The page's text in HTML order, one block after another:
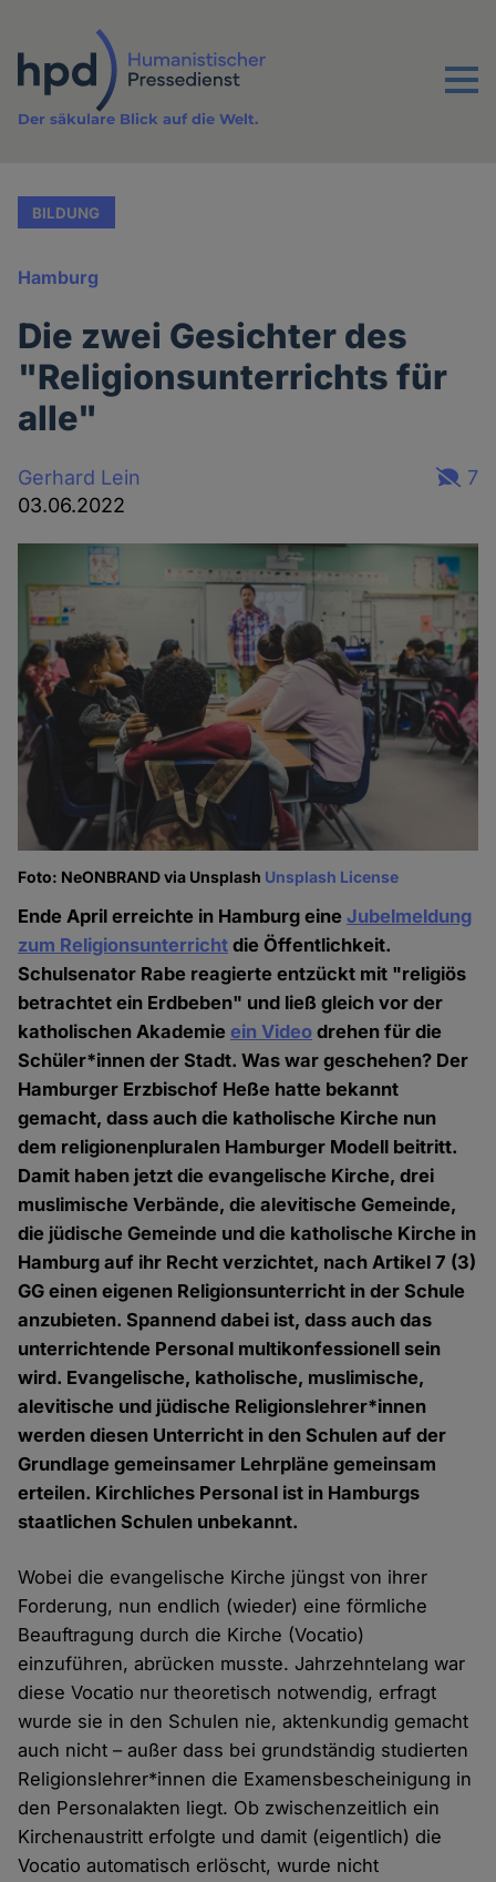
Inhalt
Menu
Der säkulare Blick auf die Welt.
BILDUNG
Hamburg
Die zwei Gesichter des
"Religionsunterrichts für
alle"
Gerhard Lein
03.06.2022
7
Foto: NeONBRAND via Unsplash Unsplash License
Ende April erreichte in Hamburg eineJubelmeldung
zum Religionsunterricht die Öffentlichkeit.
Schulsenator Rabe reagierte entzückt mit "religiös
betrachtet ein Erdbeben" und ließ gleich vor der
katholischen Akademieein Video drehen für die
Schüler*innen der Stadt. Was war geschehen? Der
Hamburger Erzbischof Heße hatte bekannt
gemacht, dass auch die katholische Kirche nun
dem religionenpluralen Hamburger Modell beitritt.
Damit haben jetzt die evangelische Kirche, drei
muslimische Verbände, die alevitische Gemeinde,
die jüdische Gemeinde und die katholische Kirche in
Hamburg auf ihr Recht verzichtet, nach Artikel 7 (3)
GG einen eigenen Religionsunterricht in der Schule
anzubieten. Spannend dabei ist, dass auch das
unterrichtende Personal multikonfessionell sein
wird. Evangelische, katholische, muslimische,
alevitische und jüdische Religionslehrer*innen
werden diesen Unterricht in den Schulen auf der
Grundlage gemeinsamer Lehrpläne gemeinsam
erteilen. Kirchliches Personal ist in Hamburgs
staatlichen Schulen unbekannt.
Wobei die evangelische Kirche jüngst von ihrer
Forderung, nun endlich (wieder) eine förmliche
Beauftragung durch die Kirche (Vocatio)
einzuführen, abrücken musste. Jahrzehntelang war
diese Vocatio nur theoretisch notwendig, erfragt
wurde sie in den Schulen nie, aktenkundig gemacht
auch nicht – außer dass bei grundständig studierten
Religionslehrer*innen die Examensbescheinigung in
den Personalakten liegt. Ob zwischenzeitlich ein
Kirchenaustritt erfolgte und damit (eigentlich) die
Vocatio automatisch erlöscht, wurde nicht